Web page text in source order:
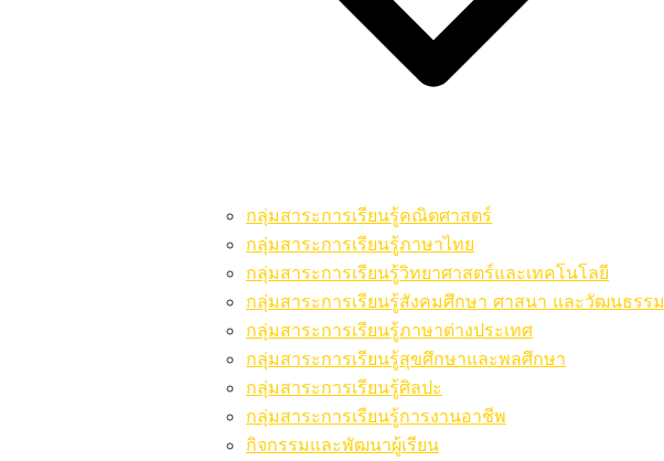
กลุ่มสาระการเรียนรู้คณิตศาสตร์
กลุ่มสาระการเรียนรู้ภาษาไทย
กลุ่มสาระการเรียนรู้วิทยาศาสตร์และเทคโนโลยี
กลุ่มสาระการเรียนรู้สังคมศึกษา ศาสนา และวัฒนธรรม
กลุ่มสาระการเรียนรู้ภาษาต่างประเทศ
กลุ่มสาระการเรียนรู้สุขศึกษาและพลศึกษา
กลุ่มสาระการเรียนรู้ศิลปะ
กลุ่มสาระการเรียนรู้การงานอาชีพ
กิจกรรมและพัฒนาผู้เรียน